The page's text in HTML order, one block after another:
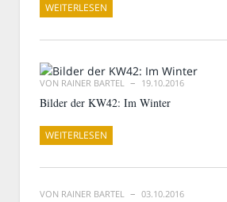
WEITERLESEN
VON RAINER BARTEL 19.10.2016
Bilder der KW42: Im Winter
WEITERLESEN
VON RAINER BARTEL 03.10.2016